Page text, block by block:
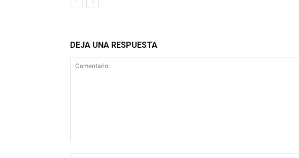
DEJA UNA RESPUESTA